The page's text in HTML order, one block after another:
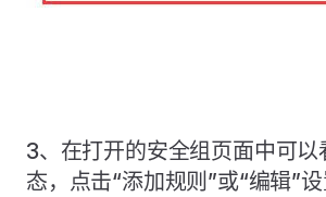
3、在打开的安全组页面中可
态，点击“添加规则”或“编辑”